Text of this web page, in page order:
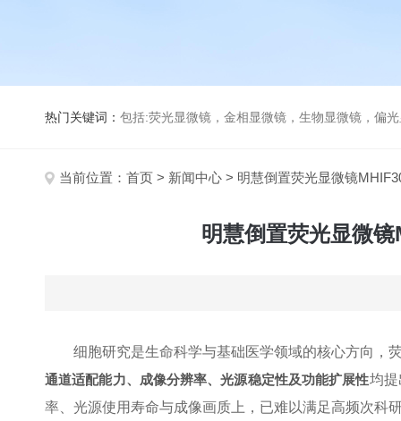
热门关键词： 包括:荧光显微镜，金相显微镜，生物显微镜，偏
当前位置： 首页 > 新闻中心 > 明慧倒置荧光显微镜
明慧倒置荧光显微
细胞研究是生命科学与基础医学领域的核心方向，
通道适配能力、成像分辨率、光源稳定性及功能扩展性均
率、光源使用寿命与成像画质上，已难以满足高频次科